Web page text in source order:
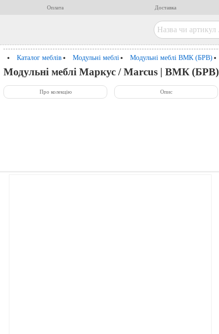
Оплата Доставка
Каталог меблів Модульні меблі Модульні меблі ВМК (БРВ)
Модульні меблі Маркус / Marcus | ВМК (БРВ)
Про колекцію Опис